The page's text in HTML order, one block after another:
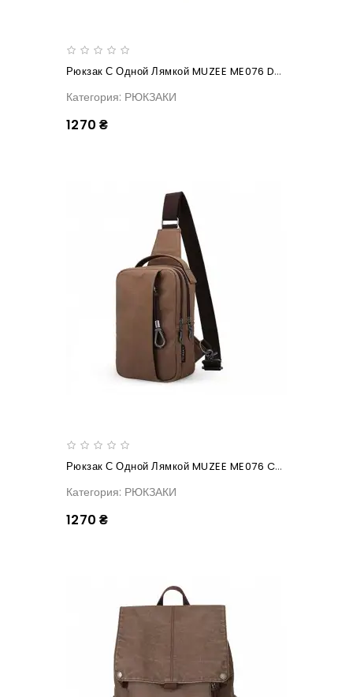
Рюкзак С Одной Лямкой MUZEE ME076 Dark Blue
Категория: РЮКЗАКИ
1270 ₴
Рюкзак С Одной Лямкой MUZEE ME076 Coffee
Категория: РЮКЗАКИ
1270 ₴